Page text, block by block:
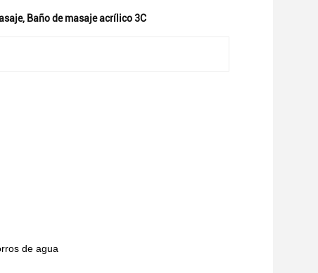
, Baño de masaje acrílico 3C
de agua